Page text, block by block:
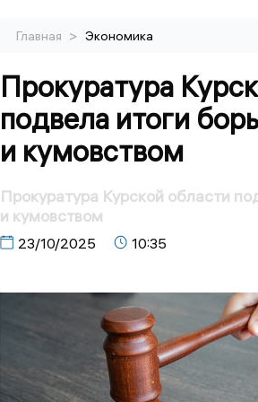
Главная > Экономика
Прокуратура
подвела итоги
и кумовством
Прокуратура Курской области
и кумовством
23/10/2025 10:35